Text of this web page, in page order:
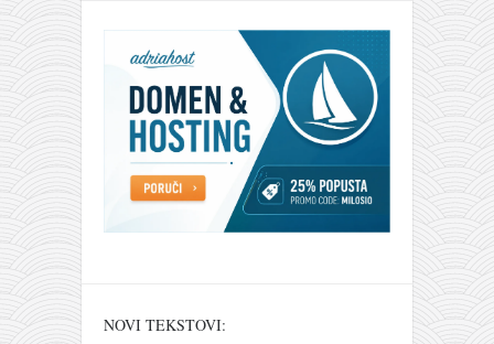
NOVI TEKSTOVI: